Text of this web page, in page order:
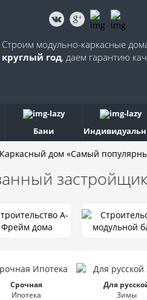
Строим модульно-каркасные
круглый год, даем гарантию
Бани
Каркасный дом «Самый
Срочная
Ипотека
Для
Зимы